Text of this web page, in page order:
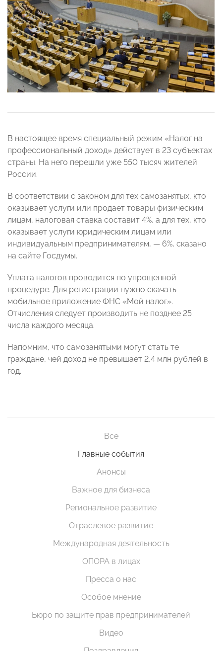
В настоящее время специальный режим «Налог на
профессиональный доход» действует в 23 субъектах
страны. На него перешли уже 550 тысяч жителей
России.
В соответствии с законом для тех самозанятых, кто
оказывает услуги или продает товары физическим
лицам, налоговая ставка составит 4%, а для тех, кто
оказывает услуги юридическим лицам или
индивидуальным предпринимателям, — 6%, сказано
на сайте Госдумы.
Уплата налогов проводится по упрощенной
процедуре. Для регистрации нужно скачать
мобильное приложение ФНС «Мой налог».
Отчисления следует производить не позднее 25
числа каждого месяца.
Напомним, что самозанятыми могут стать те
граждане, чей доход не превышает 2,4 млн рублей в
год.
Все
Главные события
Анонсы
Важное для бизнеса
Региональное развитие
Отраслевое развитие
Международная деятельность
ОПОРА в лицах
Пресса о нас
Особое мнение
Бюро по защите прав предпринимателей
Видео